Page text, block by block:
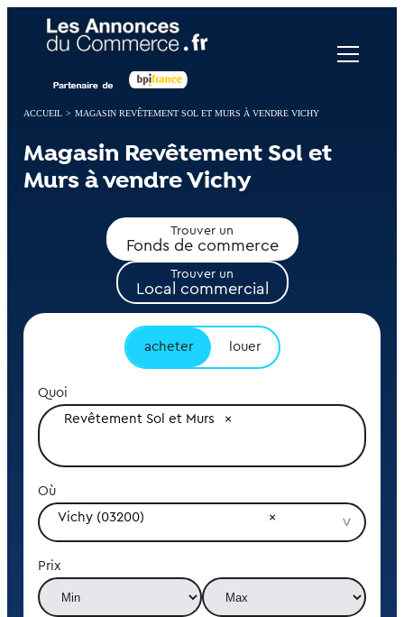
ACCUEIL > MAGASIN REVÊTEMENT SOL ET MURS À VENDRE VICHY
Magasin Revêtement Sol et
Murs à vendre Vichy
Trouver un
Fonds de commerce
Trouver un
Local commercial
acheter louer
Quoi
Revêtement Sol et Murs
Où
Vichy (03200)
Prix
Panneau de gestion des cookies